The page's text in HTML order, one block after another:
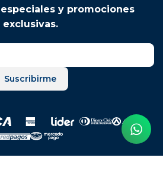
y promociones
exclusivas.
Suscribirme